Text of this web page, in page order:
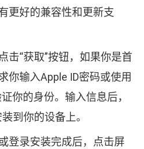
更好的兼容性和更新支
击“获取”按钮，如果你是首
你输入Apple ID密码或使用
你的身份。输入信息后，
到你的设备上。
登录安装完成后，点击屏